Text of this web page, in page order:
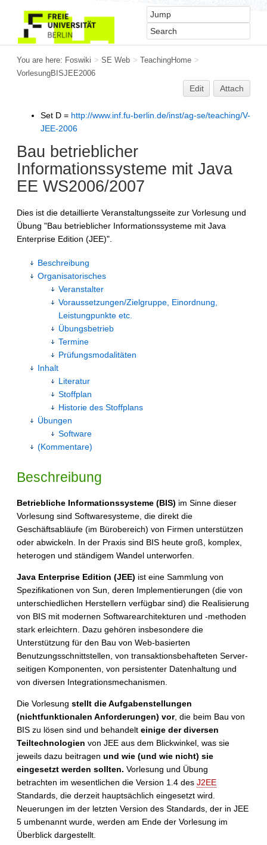
You are here: Foswiki > SE Web > TeachingHome >
VorlesungBISJEE2006
Edit Attach
Set D = http://www.inf.fu-berlin.de/inst/ag-se/teaching/V-
JEE-2006
Bau betrieblicher
Informationssysteme mit Java
EE WS2006/2007
Dies ist die detaillierte Veranstaltungsseite zur Vorlesung und
Übung "Bau betrieblicher Informationssysteme mit Java
Enterprise Edition (JEE)".
Beschreibung
Organisatorisches
Veranstalter
Voraussetzungen/Zielgruppe, Einordnung,
Leistungpunkte etc.
Übungsbetrieb
Termine
Prüfungsmodalitäten
Inhalt
Literatur
Stoffplan
Historie des Stoffplans
Übungen
Software
(Kommentare)
Beschreibung
Betriebliche Informationssysteme (BIS) im Sinne dieser
Vorlesung sind Softwaresysteme, die direkt die
Geschäftsabläufe (im Bürobereich) von Firmen unterstützen
oder abwickeln. In der Praxis sind BIS heute groß, komplex,
heterogen und ständigem Wandel unterworfen.
Java Enterprise Edition (JEE) ist eine Sammlung von
Spezifikationen von Sun, deren Implementierungen (die von
unterschiedlichen Herstellern verfügbar sind) die Realisierung
von BIS mit modernen Softwarearchitekturen und -methoden
stark erleichtern. Dazu gehören insbesondere die
Unterstützung für den Bau von Web-basierten
Benutzungsschnittstellen, von transaktionsbehafteten Server-
seitigen Komponenten, von persistenter Datenhaltung und
von diversen Integrationsmechanismen.
Die Vorlesung stellt die Aufgabenstellungen
(nichtfunktionalen Anforderungen) vor, die beim Bau von
BIS zu lösen sind und behandelt einige der diversen
Teiltechnologien von JEE aus dem Blickwinkel, was sie
jeweils dazu beitragen und wie (und wie nicht) sie
eingesetzt werden sollten. Vorlesung und Übung
betrachten im wesentlichen die Version 1.4 des J2EE
Standards, die derzeit hauptsächlich eingesetzt wird.
Neuerungen im der letzten Version des Standards, der in JEE
5 umbenannt wurde, werden am Ende der Vorlesung im
Überblick dargestellt.